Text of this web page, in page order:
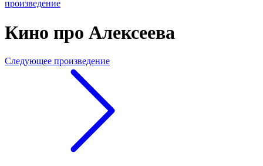
произведение
Кино про Алексеева
Следующее произведение